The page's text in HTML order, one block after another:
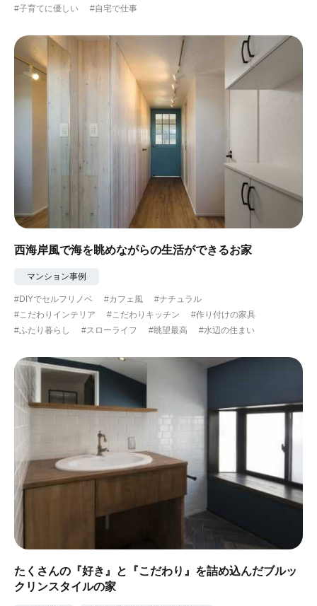
#子育てに優しい #自宅で仕事
西海岸風で海を眺めながらの生活ができるお家
マンション事例
#DIYでセルフリノベ #カフェ風
#ナチュラル
#こだわりインテリア
#こだわりキッチン
#作り付けの家具
#ふたり暮らし
#スローライフ #眺望最高 #水辺の住まい
たくさんの『好き』と『こだわり』を詰め込んだブルッ
クリンスタイルの家